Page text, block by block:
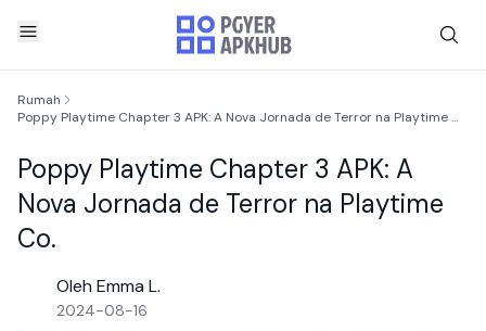
Rumah
Poppy Playtime Chapter 3 APK: A Nova Jornada de Terror na Playtime Co.
Poppy Playtime Chapter 3 APK: A
Nova Jornada de Terror na Playtime
Co.
Oleh Emma L.
2024-08-16